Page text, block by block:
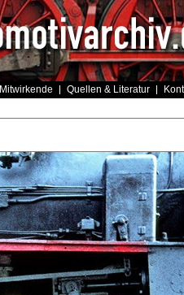
Mitwirkende Quellen & Literatur